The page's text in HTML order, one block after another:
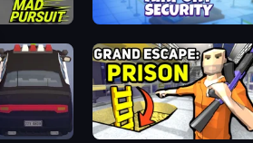
Airport Security
Grand Escape: Prison